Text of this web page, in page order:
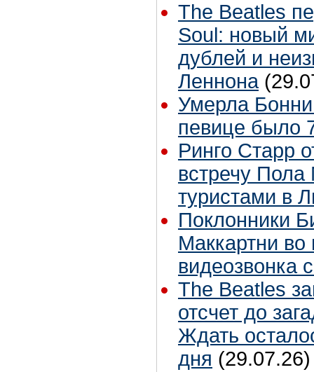
The Beatles
Soul: новый
дублей и
Леннона
Умерла
певице было
Ринго Старр
встречу Пола
туристами в
Поклонники
Маккартни во
видеозвонка
The Beatles
отсчет до
Ждать
дня (29.07.26)